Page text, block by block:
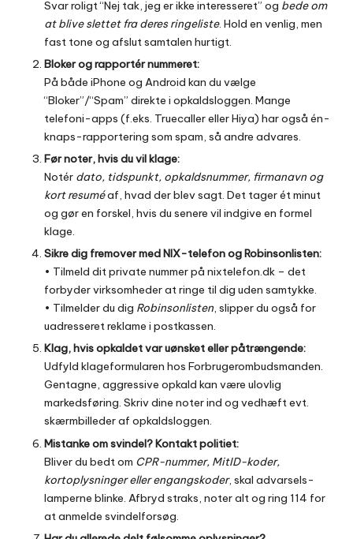
Svar roligt “Nej tak, jeg er ikke interesseret” og bede om
at blive slettet fra deres ringeliste. Hold en venlig, men
fast tone og afslut samtalen hurtigt.
Bloker og rapportér nummeret:
På både iPhone og Android kan du vælge
“Bloker”/“Spam” direkte i opkaldsloggen. Mange
telefoni-apps (f.eks. Truecaller eller Hiya) har også én-
knaps-rapportering som spam, så andre advares.
Før noter, hvis du vil klage:
Notér dato, tidspunkt, opkaldsnummer, firmanavn og
kort resuméaf, hvad der blev sagt. Det tager ét minut
og gør en forskel, hvis du senere vil indgive en formel
klage.
Sikre dig fremover med NIX-telefon og Robinsonlisten:
• Tilmeld dit private nummer på nixtelefon.dk – det
forbyder virksomheder at ringe til dig uden samtykke.
• Tilmelder du dig Robinsonlisten, slipper du også for
uadres­seret reklame i postkassen.
Klag, hvis opkaldet var uønsket eller påtrængende:
Udfyld klageformularen hos Forbrugerombuds­manden.
Gentagne, aggressive opkald kan være ulovlig
markedsføring. Skriv dine noter ind og vedhæft evt.
skærmbilleder af opkaldsloggen.
Mistanke om svindel? Kontakt politiet:
Bliver du bedt om CPR-nummer, MitID-koder,
kortoplysninger eller engangskoder, skal advarsels­
lamperne blinke. Afbryd straks, noter alt og ring 114 for
at anmelde svindelforsøg.